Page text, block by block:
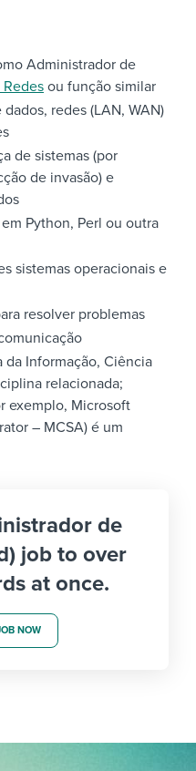
Administrador de
ou função similar
redes (LAN, WAN)
de sistemas (por
de invasão) e
Python, Perl ou outra
sistemas operacionais e
resolver problemas
da Informação, Ciência
relacionada;
exemplo, Microsoft
– MCSA) é um
de
job to over
at once.
NOW